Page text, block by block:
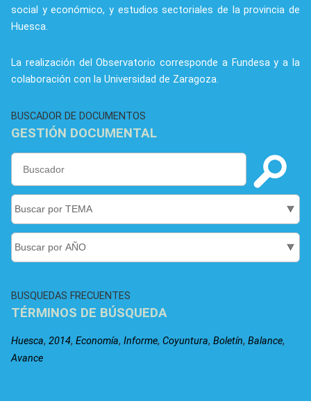
social y económico, y estudios sectoriales de la provincia de
Huesca.
La realización del Observatorio corresponde a Fundesa y a la
colaboración con la Universidad de Zaragoza.
BUSCADOR DE DOCUMENTOS
GESTIÓN DOCUMENTAL
BUSQUEDAS FRECUENTES
TÉRMINOS DE BÚSQUEDA
Huesca, 2014, Economía, Informe, Coyuntura, Boletín, Balance,
Avance